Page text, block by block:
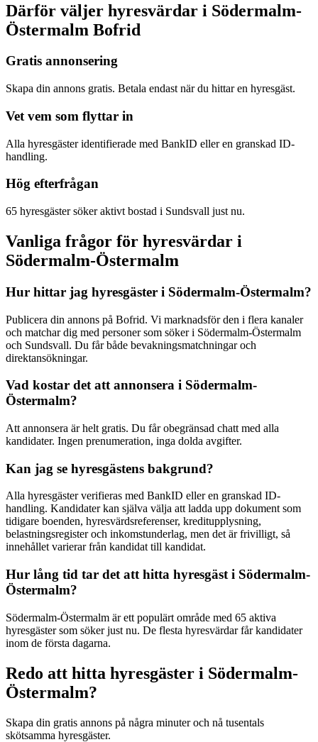
Därför väljer hyresvärdar i Södermalm-
Östermalm Bofrid
Gratis annonsering
Skapa din annons gratis. Betala endast när du hittar en hyresgäst.
Vet vem som flyttar in
Alla hyresgäster identifierade med BankID eller en granskad ID-
handling.
Hög efterfrågan
65 hyresgäster söker aktivt bostad i Sundsvall just nu.
Vanliga frågor för hyresvärdar i
Södermalm-Östermalm
Hur hittar jag hyresgäster i Södermalm-Östermalm?
Publicera din annons på Bofrid. Vi marknadsför den i flera kanaler
och matchar dig med personer som söker i Södermalm-Östermalm
och Sundsvall. Du får både bevakningsmatchningar och
direktansökningar.
Vad kostar det att annonsera i Södermalm-
Östermalm?
Att annonsera är helt gratis. Du får obegränsad chatt med alla
kandidater. Ingen prenumeration, inga dolda avgifter.
Kan jag se hyresgästens bakgrund?
Alla hyresgäster verifieras med BankID eller en granskad ID-
handling. Kandidater kan själva välja att ladda upp dokument som
tidigare boenden, hyresvärdsreferenser, kreditupplysning,
belastningsregister och inkomstunderlag, men det är frivilligt, så
innehållet varierar från kandidat till kandidat.
Hur lång tid tar det att hitta hyresgäst i Södermalm-
Östermalm?
Södermalm-Östermalm är ett populärt område med 65 aktiva
hyresgäster som söker just nu. De flesta hyresvärdar får kandidater
inom de första dagarna.
Redo att hitta hyresgäster i Södermalm-
Östermalm?
Skapa din gratis annons på några minuter och nå tusentals
skötsamma hyresgäster.